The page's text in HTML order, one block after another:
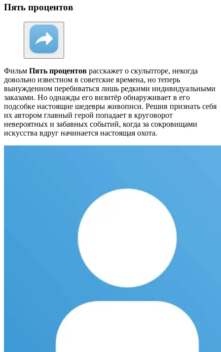
Пять процентов
Фильм Пять процентов расскажет о скульпторе, некогда
довольно известном в советские времена, но теперь
вынужденном перебиваться лишь редкими индивидуальными
заказами. Но однажды его визитёр обнаруживает в его
подсобке настоящие шедевры живописи. Решив признать себя
их автором главный герой попадает в круговорот
невероятных и забавных событий, когда за сокровищами
искусства вдруг начинается настоящая охота.